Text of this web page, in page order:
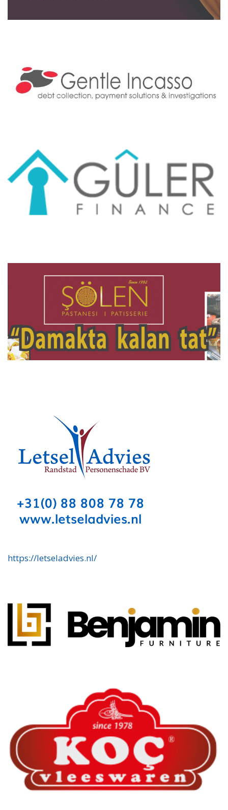
https://letseladvies.nl/